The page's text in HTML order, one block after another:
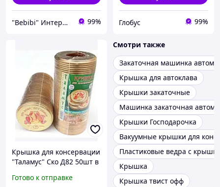
"Bebibi" Интернет-магазин 99% Глобус 99%
Крышка для консервации
"Таламус" Ско Д82 50шт в
закатку
Готово к отправке
Смотри также
Закаточная машинка
Крышка для автоклава
Крышки закаточные
Машинка закаточная
Крышки Господарочка
Вакуумные крышки для
Пластиковые ведра с
Крышка
Крышка твист офф